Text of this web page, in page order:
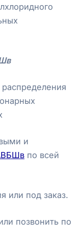
и
по всей
или под заказ.
позвонить по